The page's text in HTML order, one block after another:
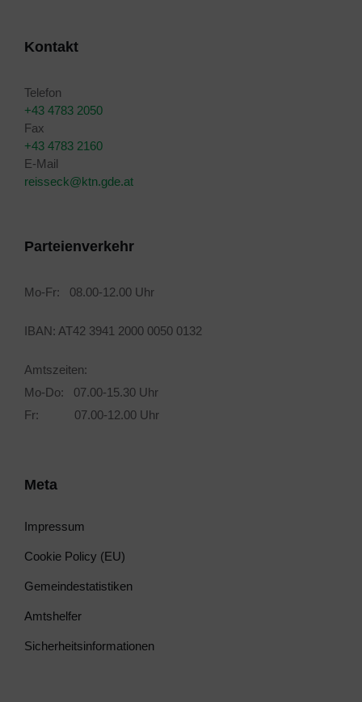
Kontakt
Telefon
+43 4783 2050
Fax
+43 4783 2160
E-Mail
reisseck@ktn.gde.at
Parteienverkehr
Mo-Fr: 08.00-12.00 Uhr
IBAN: AT42 3941 2000 0050 0132
Amtszeiten:
Mo-Do: 07.00-15.30 Uhr
Fr: 07.00-12.00 Uhr
Meta
Impressum
Cookie Policy (EU)
Gemeindestatistiken
Amtshelfer
Sicherheitsinformationen